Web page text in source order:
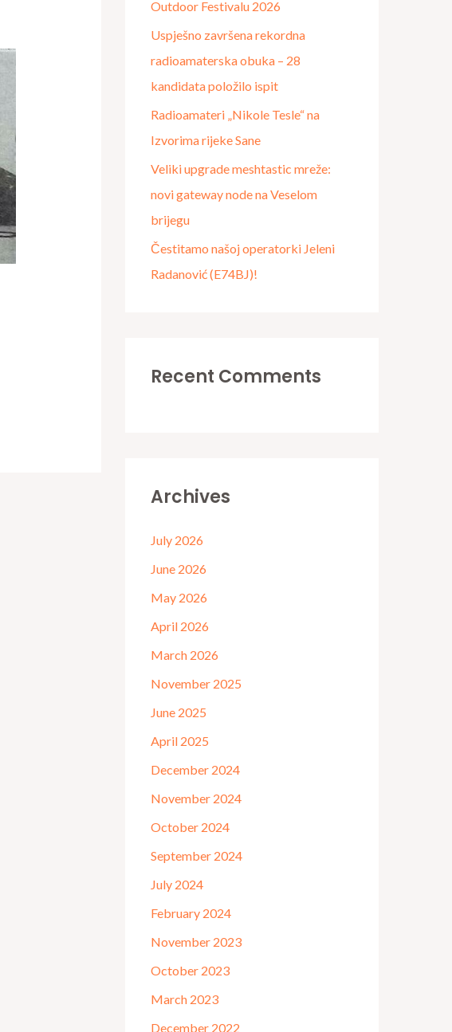
o
r
:
Outdoor Festivalu 2026
Uspješno završena rekordna
radioamaterska obuka – 28
kandidata položilo ispit
Radioamateri „Nikole Tesle“ na
Izvorima rijeke Sane
Veliki upgrade meshtastic mreže:
novi gateway node na Veselom
brijegu
Čestitamo našoj operatorki Jeleni
Radanović (E74BJ)!
Recent Comments
Archives
July 2026
June 2026
May 2026
April 2026
March 2026
November 2025
June 2025
April 2025
December 2024
November 2024
October 2024
September 2024
July 2024
February 2024
November 2023
October 2023
March 2023
December 2022